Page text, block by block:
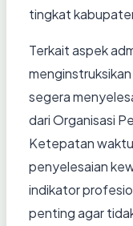
tingkat
Terkait aspek
segera
dari Organisasi
Ketepatan
penyelesaian
indikator
penting agar